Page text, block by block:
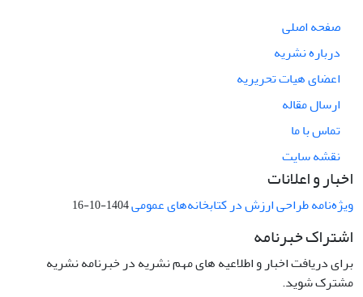
صفحه اصلی
درباره نشریه
اعضای هیات تحریریه
ارسال مقاله
تماس با ما
نقشه سایت
اخبار و اعلانات
ویژه‌نامه طراحی ارزش در کتابخانه‌های عمومی1404-10-16
اشتراک خبرنامه
برای دریافت اخبار و اطلاعیه های مهم نشریه در خبرنامه نشریه
مشترک شوید.